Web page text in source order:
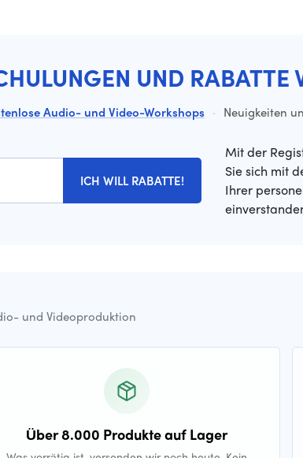
UND RABATTE
Audio- und Video-Workshops · Neuigkeiten
ICH WILL RABATTE!
Mit der
Sie sich mit
Ihrer
und Videoproduktion
Über 8.000 Produkte auf Lager